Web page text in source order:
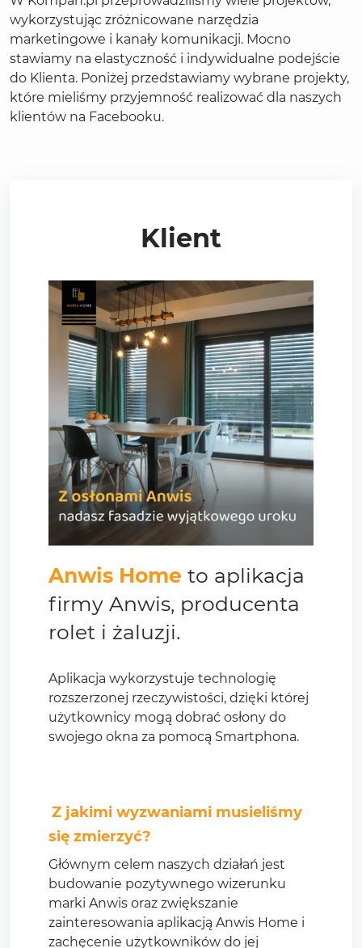
wykorzystując zróżnicowane narzędzia
marketingowe i kanały komunikacji. Mocno
stawiamy na elastyczność i indywidualne podejście
do Klienta. Poniżej przedstawiamy wybrane projekty,
które mieliśmy przyjemność realizować dla naszych
klientów na Facebooku.
Klient
Anwis Home to aplikacja
firmy Anwis, producenta
rolet i żaluzji.
Aplikacja wykorzystuje technologię
rozszerzonej rzeczywistości, dzięki której
użytkownicy mogą dobrać osłony do
swojego okna za pomocą Smartphona.
Z jakimi wyzwaniami musieliśmy
się zmierzyć?
Głównym celem naszych działań jest
budowanie pozytywnego wizerunku
marki Anwis oraz zwiększanie
zainteresowania aplikacją Anwis Home i
zachęcenie użytkowników do jej